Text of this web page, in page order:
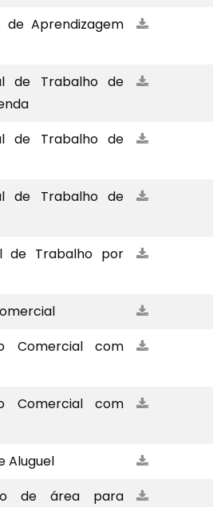
Aprendizagem
de Trabalho de
de Trabalho de
de Trabalho de
de Trabalho por
Comercial com
Comercial com
Aluguel
de área para